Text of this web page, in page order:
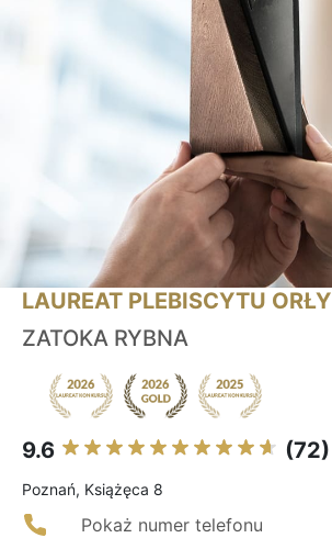
LAUREAT PLEBISCYTU ORŁY
ZATOKA RYBNA
9.6 (72)
Poznań, Książęca 8
Pokaż numer telefonu